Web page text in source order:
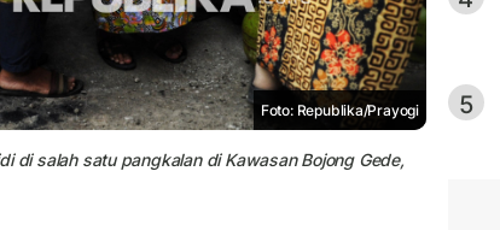
Foto: Republika/Prayogi
di salah satu pangkalan di Kawasan Bojong Gede,
5